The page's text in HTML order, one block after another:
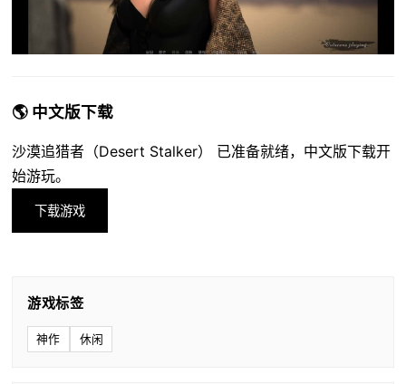
🌎 中文版下载
沙漠追猎者（Desert Stalker） 已准备就绪，中文版下载开
始游玩。
下载游戏
游戏标签
神作 休闲